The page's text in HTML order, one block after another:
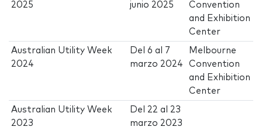
2025
junio 2025
Convention
and Exhibition
Center
Australian Utility Week
2024
Del6 al
7
marzo 2024
Melbourne
Convention
and Exhibition
Center
Australian Utility Week
2023
Del 22 al 23
marzo 2023